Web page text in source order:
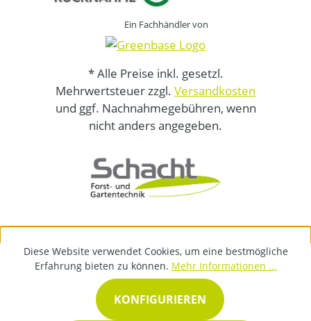
Ein Fachhändler von
* Alle Preise inkl. gesetzl.
Mehrwertsteuer zzgl. Versandkosten
und ggf. Nachnahmegebühren, wenn
nicht anders angegeben.
Diese Website verwendet Cookies, um eine bestmögliche
Erfahrung bieten zu können. Mehr Informationen ...
KONFIGURIEREN